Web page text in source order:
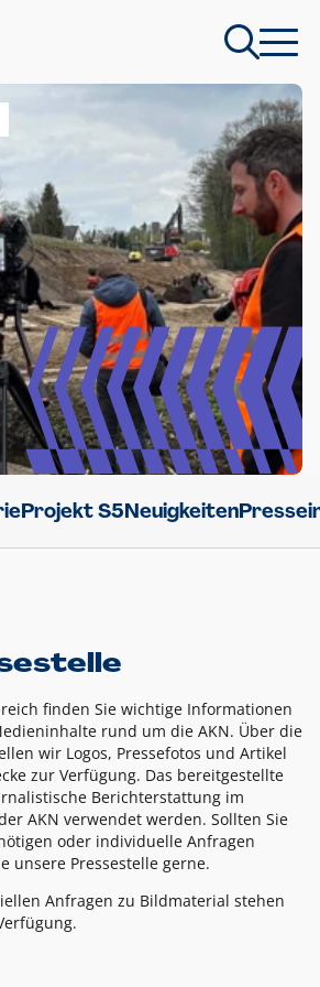
Projekt S5Neuigkeiten
finden Sie wichtige Informationen
rund um die AKN. Über die
wir Logos, Pressefotos und Artikel
zur Verfügung. Das bereitgestellte
Berichterstattung im
AKN verwendet werden. Sollten Sie
oder individuelle Anfragen
unsere Pressestelle gerne.
Anfragen zu Bildmaterial stehen